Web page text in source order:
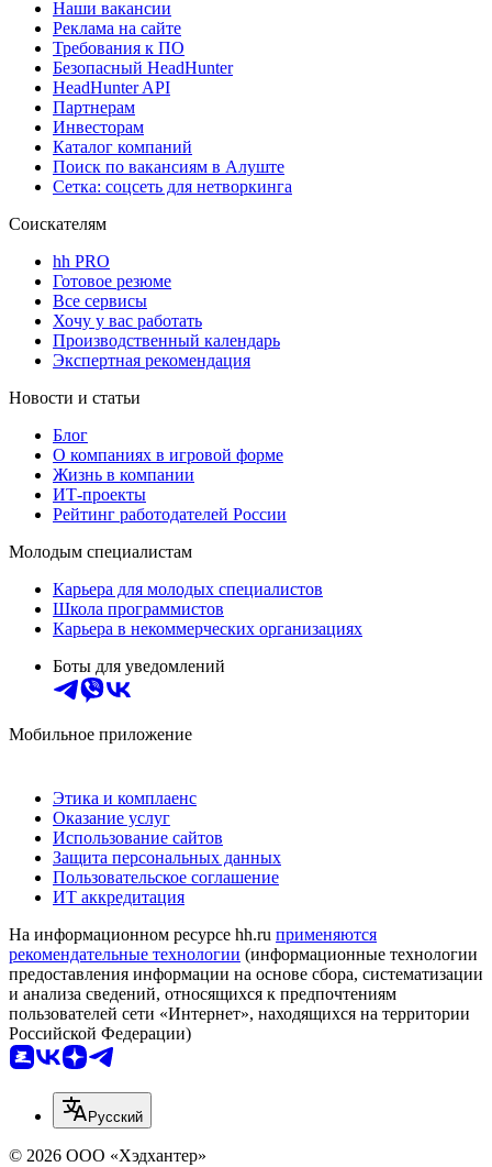
Наши вакансии
Реклама на сайте
Требования к ПО
Безопасный HeadHunter
HeadHunter API
Партнерам
Инвесторам
Каталог компаний
Поиск по вакансиям в Алуште
Сетка: соцсеть для нетворкинга
Соискателям
hh PRO
Готовое резюме
Все сервисы
Хочу у вас работать
Производственный календарь
Экспертная рекомендация
Новости и статьи
Блог
О компаниях в игровой форме
Жизнь в компании
ИТ-проекты
Рейтинг работодателей России
Молодым специалистам
Карьера для молодых специалистов
Школа программистов
Карьера в некоммерческих организациях
Боты для уведомлений
Мобильное приложение
Этика и комплаенс
Оказание услуг
Использование сайтов
Защита персональных данных
Пользовательское соглашение
ИТ аккредитация
На информационном ресурсе hh.ru применяются
рекомендательные технологии (информационные технологии
предоставления информации на основе сбора, систематизации
и анализа сведений, относящихся к предпочтениям
пользователей сети «Интернет», находящихся на территории
Российской Федерации)
Русский
© 2026 ООО «Хэдхантер»